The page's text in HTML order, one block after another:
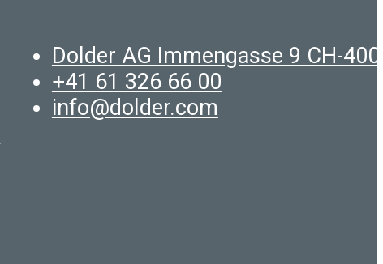
Dolder AG Immengasse 9 CH-
+41 61 326 66 00
info@dolder.com